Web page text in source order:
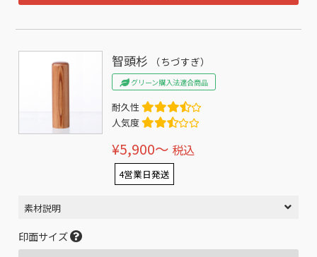
智頭杉 （ちづすぎ）
グリーン購入法適合商品
耐久性
人気度
¥5,900〜 税込
4営業日発送
素材説明
印面サイズ